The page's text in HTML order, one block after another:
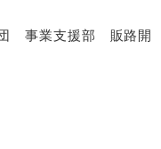
事業支援部 販路開